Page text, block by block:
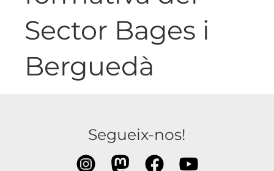
Sector Bages i
Berguedà
Segueix-nos!